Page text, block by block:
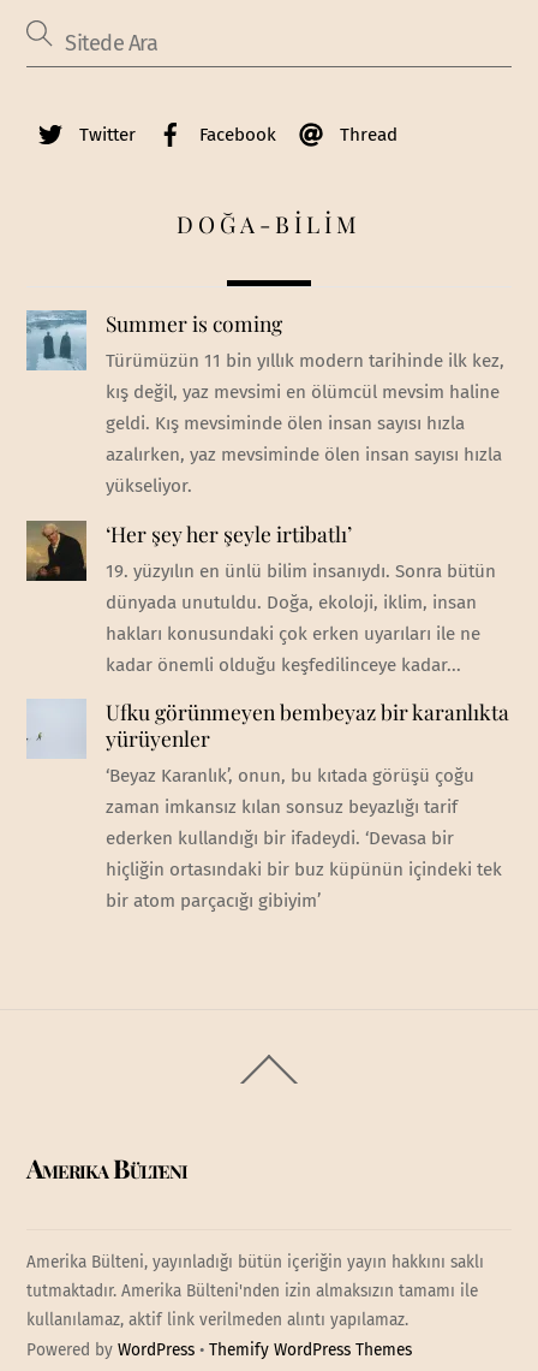
Twitter Facebook Thread
DOĞA-BİLİM
Summer is coming
Türümüzün 11 bin yıllık modern tarihinde ilk kez,
kış değil, yaz mevsimi en ölümcül mevsim haline
geldi. Kış mevsiminde ölen insan sayısı hızla
azalırken, yaz mevsiminde ölen insan sayısı hızla
yükseliyor.
‘Her şey her şeyle irtibatlı’
19. yüzyılın en ünlü bilim insanıydı. Sonra bütün
dünyada unutuldu. Doğa, ekoloji, iklim, insan
hakları konusundaki çok erken uyarıları ile ne
kadar önemli olduğu keşfedilinceye kadar...
Ufku görünmeyen bembeyaz bir karanlıkta
yürüyenler
‘Beyaz Karanlık’, onun, bu kıtada görüşü çoğu
zaman imkansız kılan sonsuz beyazlığı tarif
ederken kullandığı bir ifadeydi. ‘Devasa bir
hiçliğin ortasındaki bir buz küpünün içindeki tek
bir atom parçacığı gibiyim’
To
Amerika Bülteni
Amerika Bülteni, yayınladığı bütün içeriğin yayın hakkını saklı
tutmaktadır. Amerika Bülteni'nden izin almaksızın tamamı ile
kullanılamaz, aktif link verilmeden alıntı yapılamaz.
Powered byWordPress •Themify WordPress Themes